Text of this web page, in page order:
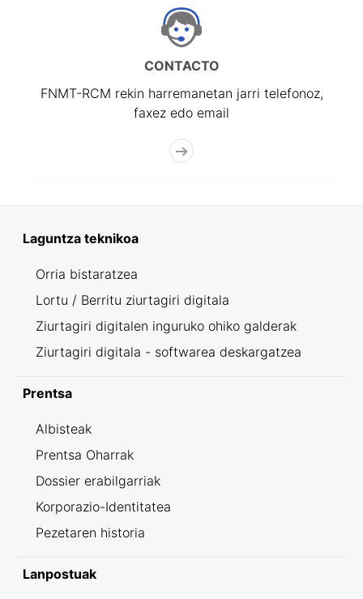
CONTACTO
FNMT-RCM rekin harremanetan jarri telefonoz,
faxez edo email
Laguntza teknikoa
Orria bistaratzea
Lortu / Berritu ziurtagiri digitala
Ziurtagiri digitalen inguruko ohiko galderak
Ziurtagiri digitala - softwarea deskargatzea
Prentsa
Albisteak
Prentsa Oharrak
Dossier erabilgarriak
Korporazio-Identitatea
Pezetaren historia
Lanpostuak